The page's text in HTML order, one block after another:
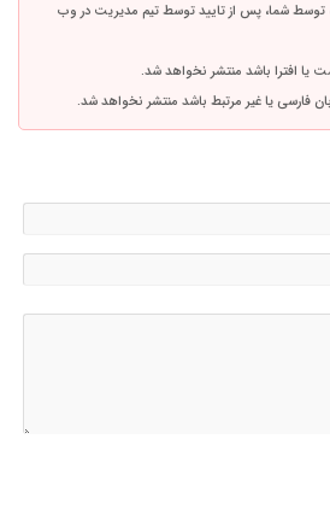
توسط شما، پس از تایید توسط تیم مدیریت در وب
یا افترا باشد منتشر نخواهد شد.
فارسی یا غیر مرتبط باشد منتشر نخواهد شد.